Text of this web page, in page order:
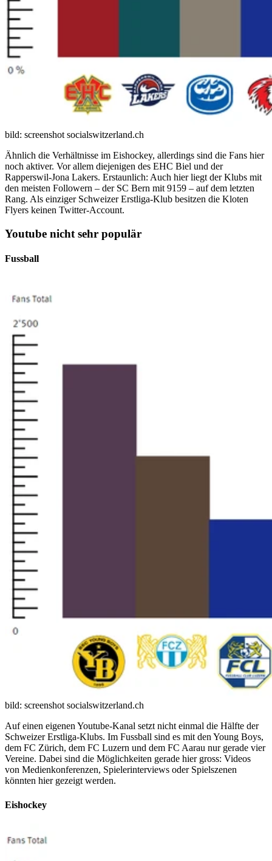
bild: screenshot socialswitzerland.ch
Ähnlich die Verhältnisse im Eishockey, allerdings sind die Fans hier
noch aktiver. Vor allem diejenigen des EHC Biel und der
Rapperswil-Jona Lakers. Erstaunlich: Auch hier liegt der Klubs mit
den meisten Followern – der SC Bern mit 9159 – auf dem letzten
Rang. Als einziger Schweizer Erstliga-Klub besitzen die Kloten
Flyers keinen Twitter-Account.
Youtube nicht sehr populär
Fussball
bild: screenshot socialswitzerland.ch
Auf einen eigenen Youtube-Kanal setzt nicht einmal die Hälfte der
Schweizer Erstliga-Klubs. Im Fussball sind es mit den Young Boys,
dem FC Zürich, dem FC Luzern und dem FC Aarau nur gerade vier
Vereine. Dabei sind die Möglichkeiten gerade hier gross: Videos
von Medienkonferenzen, Spielerinterviews oder Spielszenen
könnten hier gezeigt werden.
Eishockey